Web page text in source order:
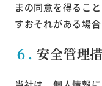
まの同意を得るこ
すおそれがある場合
６. 安全管理